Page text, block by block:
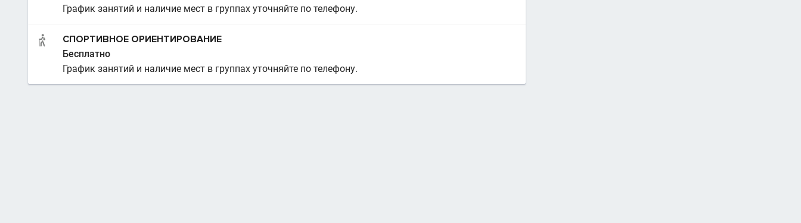
График занятий и наличие мест в группах уточняйте по телефону.
СПОРТИВНОЕ ОРИЕНТИРОВАНИЕ
Бесплатно
График занятий и наличие мест в группах уточняйте по телефону.